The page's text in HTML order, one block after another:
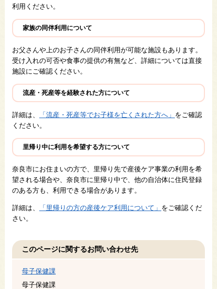
利用ください。
家族の同伴利用について
お父さんや上のお子さんの同伴利用が可能な施設もあります。
受け入れの可否や食事の提供の有無など、詳細については直接
施設にご確認ください。
流産・死産等を経験された方について
詳細は、 「流産・死産等でお子様を亡くされた方へ」 をご確認
ください。
里帰り中に利用を希望する方について
奈良市にお住まいの方で、里帰り先で産後ケア事業の利用を希
望される場合や、奈良市に里帰り中で、他の自治体に住民登録
のある方も、利用できる場合があります。
詳細は、 「里帰りの方の産後ケア利用について」 をご確認くだ
さい。​
このページに関するお問い合わせ先
母子保健課
母子保健課